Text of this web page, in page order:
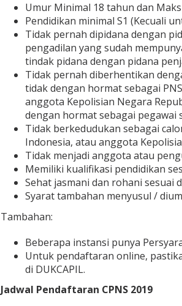
Umur Minimal 18 tahun dan
Pendidikan minimal S1 (Kecuali
Tidak pernah dipidana dengan
pengadilan yang sudah
tindak pidana dengan pidana
Tidak pernah diberhentikan
tidak dengan hormat sebagai
anggota Kepolisian Negara
dengan hormat sebagai pegawai
Tidak berkedudukan sebagai
Indonesia, atau anggota
Tidak menjadi anggota atau
Memiliki kualifikasi pendidikan
Sehat jasmani dan rohani sesuai
Syarat tambahan menyusul /
Tambahan:
Beberapa instansi punya
Untuk pendaftaran online,
di DUKCAPIL.
Jadwal Pendaftaran CPNS 2019